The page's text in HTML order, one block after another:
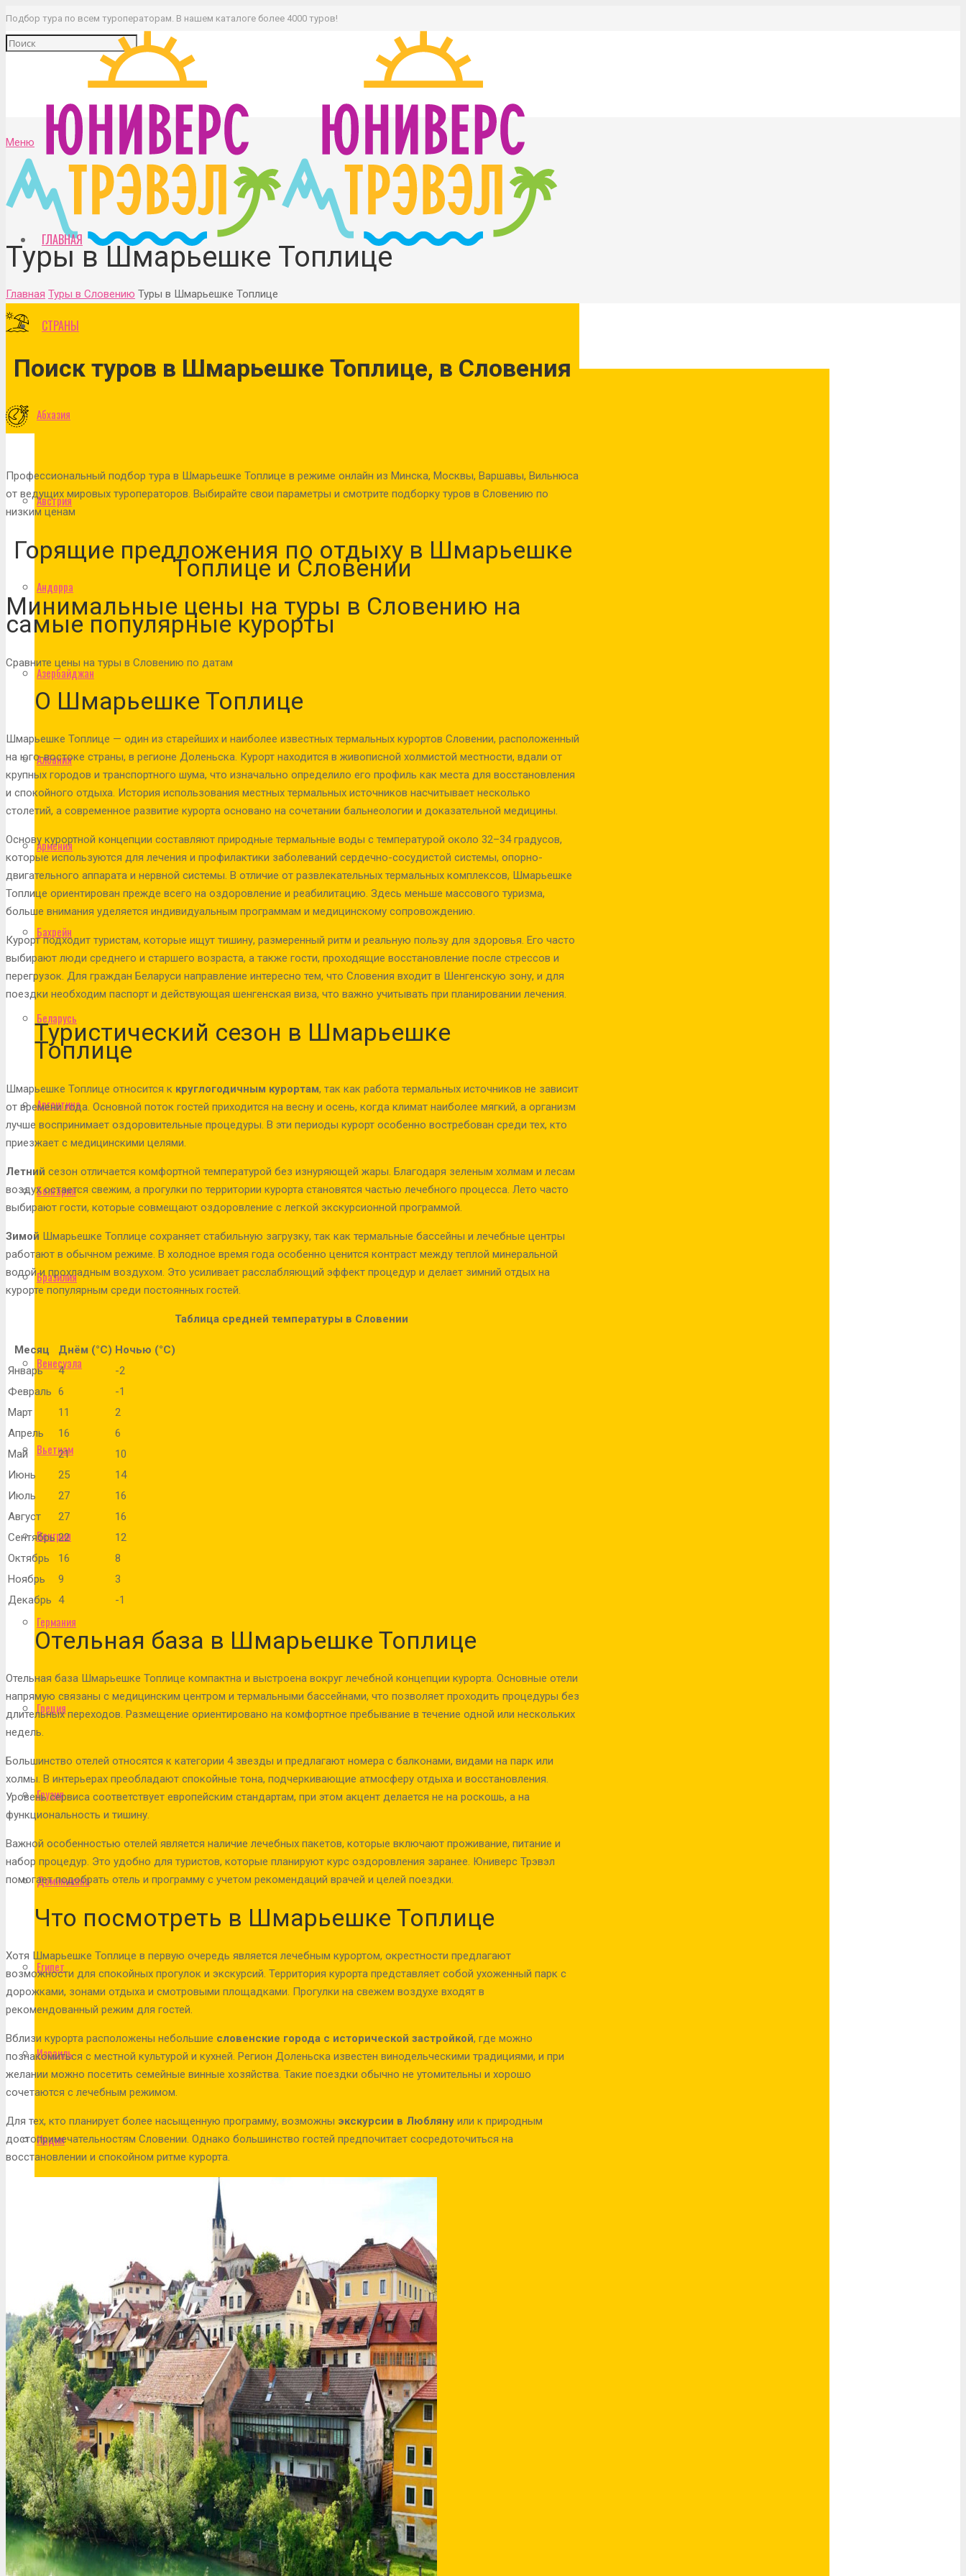
Подбор тура по всем туроператорам. В нашем каталоге более 4000 туров!
Меню
ГЛАВНАЯ
СТРАНЫ
Абхазия
Австрия
Андорра
Азербайджан
Албания
Армения
Бахрейн
Беларусь
Аргентина
Болгария
Бразилия
Венесуэла
Вьетнам
Венгрия
Германия
Греция
Грузия
Доминикана
Египет
Израиль
Индия
Иордания
Испания
Исландия
Италия
Туры в Шмарьешке Топлице
Главная Туры в Словению Туры в Шмарьешке Топлице
Поиск туров в Шмарьешке Топлице, в Словения
Профессиональный подбор тура в Шмарьешке Топлице в режиме онлайн из Минска, Москвы, Варшавы, Вильнюса
от ведущих мировых туроператоров. Выбирайте свои параметры и смотрите подборку туров в Словению по
низким ценам
Горящие предложения по отдыху в Шмарьешке
Топлице и Словении
Минимальные цены на туры в Словению на
самые популярные курорты
Сравните цены на туры в Словению по датам
О Шмарьешке Топлице
Шмарьешке Топлице — один из старейших и наиболее известных термальных курортов Словении, расположенный
на юго-востоке страны, в регионе Доленьска. Курорт находится в живописной холмистой местности, вдали от
крупных городов и транспортного шума, что изначально определило его профиль как места для восстановления
и спокойного отдыха. История использования местных термальных источников насчитывает несколько
столетий, а современное развитие курорта основано на сочетании бальнеологии и доказательной медицины.
Основу курортной концепции составляют природные термальные воды с температурой около 32–34 градусов,
которые используются для лечения и профилактики заболеваний сердечно-сосудистой системы, опорно-
двигательного аппарата и нервной системы. В отличие от развлекательных термальных комплексов, Шмарьешке
Топлице ориентирован прежде всего на оздоровление и реабилитацию. Здесь меньше массового туризма,
больше внимания уделяется индивидуальным программам и медицинскому сопровождению.
Курорт подходит туристам, которые ищут тишину, размеренный ритм и реальную пользу для здоровья. Его часто
выбирают люди среднего и старшего возраста, а также гости, проходящие восстановление после стрессов и
перегрузок. Для граждан Беларуси направление интересно тем, что Словения входит в Шенгенскую зону, и для
поездки необходим паспорт и действующая шенгенская виза, что важно учитывать при планировании лечения.
Туристический сезон в Шмарьешке
Топлице
Шмарьешке Топлице относится к круглогодичным курортам, так как работа термальных источников не зависит
от времени года. Основной поток гостей приходится на весну и осень, когда климат наиболее мягкий, а организм
лучше воспринимает оздоровительные процедуры. В эти периоды курорт особенно востребован среди тех, кто
приезжает с медицинскими целями.
Летний сезон отличается комфортной температурой без изнуряющей жары. Благодаря зеленым холмам и лесам
воздух остается свежим, а прогулки по территории курорта становятся частью лечебного процесса. Лето часто
выбирают гости, которые совмещают оздоровление с легкой экскурсионной программой.
Зимой Шмарьешке Топлице сохраняет стабильную загрузку, так как термальные бассейны и лечебные центры
работают в обычном режиме. В холодное время года особенно ценится контраст между теплой минеральной
водой и прохладным воздухом. Это усиливает расслабляющий эффект процедур и делает зимний отдых на
курорте популярным среди постоянных гостей.
Таблица средней температуры в Словении
Месяц Днём (°C) Ночью (°C)
Январь
4
-2
Февраль 6
-1
Март
11
2
Апрель
16
6
Май
21
10
Июнь
25
14
Июль
27
16
Август
27
16
Сентябрь 22
12
Октябрь
16
8
Ноябрь
9
3
Декабрь 4 -1
Отельная база в Шмарьешке Топлице
Отельная база Шмарьешке Топлице компактна и выстроена вокруг лечебной концепции курорта. Основные отели
напрямую связаны с медицинским центром и термальными бассейнами, что позволяет проходить процедуры без
длительных переходов. Размещение ориентировано на комфортное пребывание в течение одной или нескольких
недель.
Большинство отелей относятся к категории 4 звезды и предлагают номера с балконами, видами на парк или
холмы. В интерьерах преобладают спокойные тона, подчеркивающие атмосферу отдыха и восстановления.
Уровень сервиса соответствует европейским стандартам, при этом акцент делается не на роскошь, а на
функциональность и тишину.
Важной особенностью отелей является наличие лечебных пакетов, которые включают проживание, питание и
набор процедур. Это удобно для туристов, которые планируют курс оздоровления заранее. Юниверс Трэвэл
помогает подобрать отель и программу с учетом рекомендаций врачей и целей поездки.
Что посмотреть в Шмарьешке Топлице
Хотя Шмарьешке Топлице в первую очередь является лечебным курортом, окрестности предлагают
возможности для спокойных прогулок и экскурсий. Территория курорта представляет собой ухоженный парк с
дорожками, зонами отдыха и смотровыми площадками. Прогулки на свежем воздухе входят в
рекомендованный режим для гостей.
Вблизи курорта расположены небольшие словенские города с исторической застройкой, где можно
познакомиться с местной культурой и кухней. Регион Доленьска известен винодельческими традициями, и при
желании можно посетить семейные винные хозяйства. Такие поездки обычно не утомительны и хорошо
сочетаются с лечебным режимом.
Для тех, кто планирует более насыщенную программу, возможны экскурсии в Любляну или к природным
достопримечательностям Словении. Однако большинство гостей предпочитает сосредоточиться на
восстановлении и спокойном ритме курорта.